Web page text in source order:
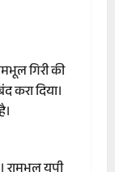
गिरी की
करा दिया।